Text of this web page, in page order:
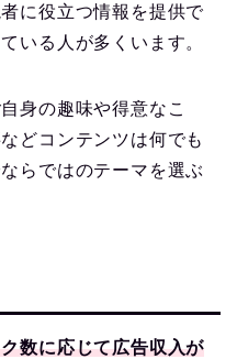
に役立つ情報を提供で
いる人が多くいます。
身の趣味や得意なこ
どコンテンツは何でも
らではのテーマを選ぶ
数に応じて広告収入が